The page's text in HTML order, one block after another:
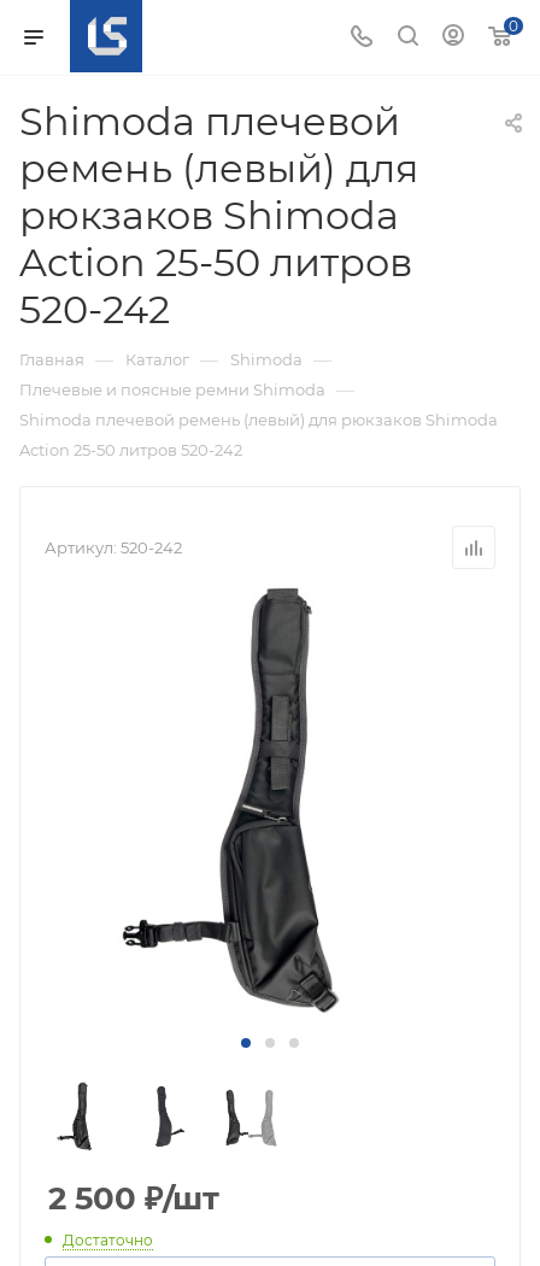
0
Shimoda плечевой
ремень (левый) для
рюкзаков Shimoda
Action 25-50 литров
520-242
Главная — Каталог — Shimoda —
Плечевые и поясные ремни Shimoda —
Shimoda плечевой ремень (левый) для рюкзаков Shimoda
Action 25-50 литров 520-242
Артикул: 520-242
2 500 ₽/шт
Достаточно